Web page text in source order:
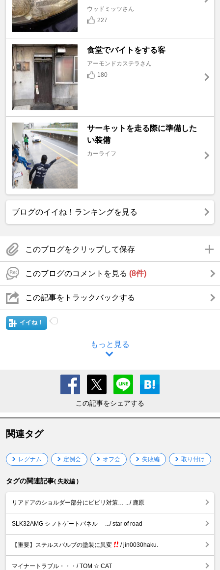
ウッドミッツさん
227
食堂でバイトをする客
アーモンドカステラさん
180
サーキットを走る際に準備した
い装備
カーライフ
ブログのイイね！ランキングを見る
このブログをクリップして保存
このブログのコメントを見る (8件)
この記事をトラックバックする
イイね！
もっと見る
この記事をシェアする
関連タグ
レグナム 定例会 オフ会 失敗編 取り付け
タグの関連記事( 失敗編 )
リアドアのショルダー部分にビビリ対策… .../ 鹿原
SLK32AMG シフトゲートパネル .../ star of road
【重要】ステルスバルブの塗装に異変 / jin0030haku.
マイナートラブル・・・/ TOM ☆ CAT